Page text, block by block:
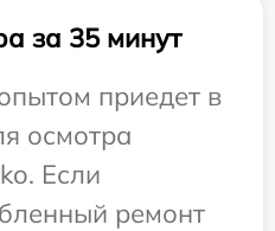
за 35 минут
приедет в
осмотра
Если
ремонт